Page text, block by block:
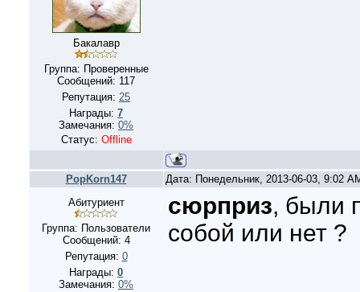
Бакалавр
Группа: Проверенные
Сообщений: 117
Репутация: 25
Награды: 7
Замечания: 0%
Статус: Offline
PopKorn147
Дата: Понедельник, 2013-06-03, 9:02
Абитуриент
Группа: Пользователи
Сообщений: 4
Репутация: 0
Награды: 0
Замечания: 0%
сюрприз, были
собой или нет ?